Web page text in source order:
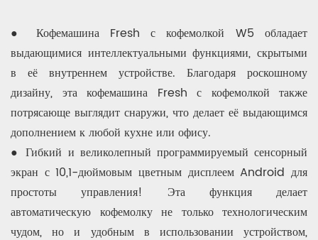
● Кофемашина Fresh с кофемолкой W5 обладает
выдающимися интеллектуальными функциями, скрытыми
в её внутреннем устройстве. Благодаря роскошному
дизайну, эта кофемашина Fresh с кофемолкой также
потрясающе выглядит снаружи, что делает её выдающимся
дополнением к любой кухне или офису.
● Гибкий и великолепный программируемый сенсорный
экран с 10,1-дюймовым цветным дисплеем Android для
простоты управления! Эта функция делает
автоматическую кофемолку не только технологическим
чудом, но и удобным в использовании устройством,